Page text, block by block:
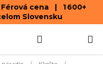
cena | 1 600+
Slovensku
KOŠÍK